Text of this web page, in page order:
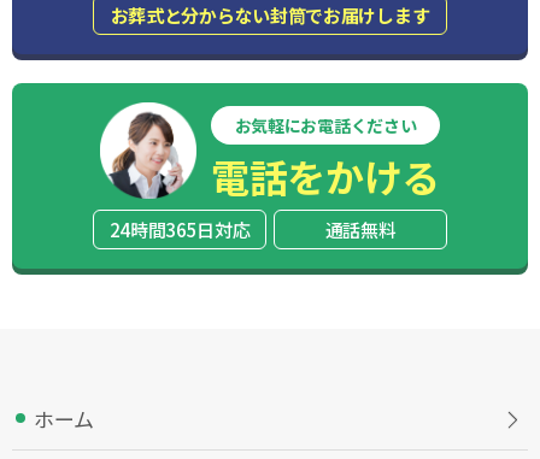
お葬式と分からない封筒でお届けします
お気軽にお電話ください
電話をかける
24時間365日対応 通話無料
ホーム